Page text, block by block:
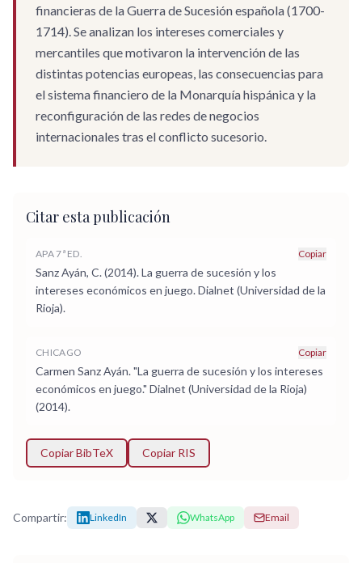
financieras de la Guerra de Sucesión española (1700-
1714). Se analizan los intereses comerciales y
mercantiles que motivaron la intervención de las
distintas potencias europeas, las consecuencias para
el sistema financiero de la Monarquía hispánica y la
reconfiguración de las redes de negocios
internacionales tras el conflicto sucesorio.
Citar esta publicación
APA 7ª ED. Copiar
Sanz Ayán, C. (2014). La guerra de sucesión y los
intereses económicos en juego. Dialnet (Universidad de la
Rioja).
CHICAGO Copiar
Carmen Sanz Ayán. "La guerra de sucesión y los intereses
económicos en juego." Dialnet (Universidad de la Rioja)
(2014).
Copiar BibTeX Copiar RIS
Compartir: LinkedIn WhatsApp Email